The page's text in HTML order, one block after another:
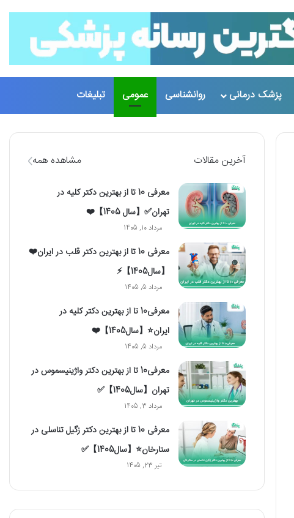
پزشک درمانی روانشناسی عمومی تبلیغات
آخرین مقالات مشاهده همه
معرفی 10 تا از بهترین دکتر کلیه در
تهران✅【سال 1405】❤️
مرداد 10, 1405
معرفی 10 تا از بهترین دکتر قلب در ایران❤️
【سال1405】⚡️
مرداد 5, 1405
معرفی10 تا از بهترین دکتر کلیه در
ایران⭐【سال1405】❤️
مرداد 5, 1405
معرفی10 تا از بهترین دکتر واژینیسموس در
تهران【سال1405】✅
مرداد 3, 1405
معرفی 10 تا از بهترین دکتر زگیل تناسلی در
ستارخان⭐【سال1405】✅
تیر 23, 1405